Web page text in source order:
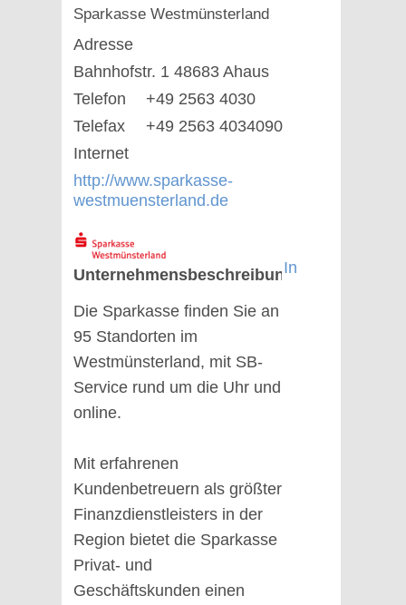
Sparkasse Westmünsterland
Adresse
Bahnhofstr. 1 48683 Ahaus
Telefon
+49 2563 4030
Telefax
+49 2563 4034090
Internet
http://www.sparkasse-
westmuensterland.de
Unternehmensbeschreibung
Die Sparkasse finden Sie an
95 Standorten im
Westmünsterland, mit SB-
Service rund um die Uhr und
online.
Mit erfahrenen
Kundenbetreuern als größter
Finanzdienstleisters in der
Region bietet die Sparkasse
Privat- und
Geschäftskunden einen
In